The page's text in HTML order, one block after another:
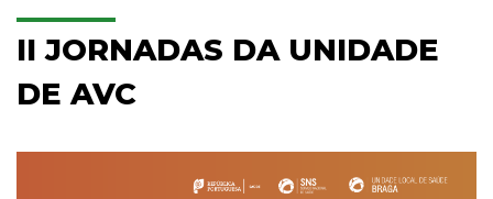
II JORNADAS DA UNIDADE
DE AVC